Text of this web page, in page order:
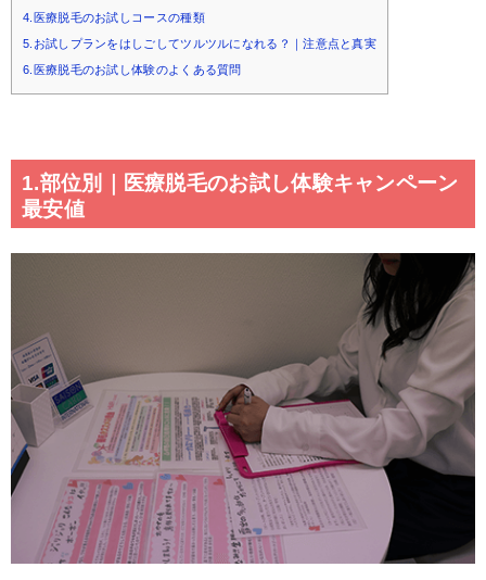
4.医療脱毛のお試しコースの種類
5.お試しプランをはしごしてツルツルになれる？｜注意点と真実
6.医療脱毛のお試し体験のよくある質問
1.部位別｜医療脱毛のお試し体験キャンペーン
最安値